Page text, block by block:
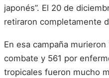
japonés”. El 20 de
retiraron completamente
En esa campaña
combate y 561 por
tropicales fueron mucho